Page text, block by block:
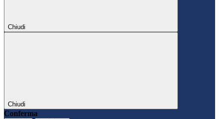
Chiudi
Chiudi
Conferma